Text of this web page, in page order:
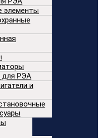
элементы
для РЭА
и